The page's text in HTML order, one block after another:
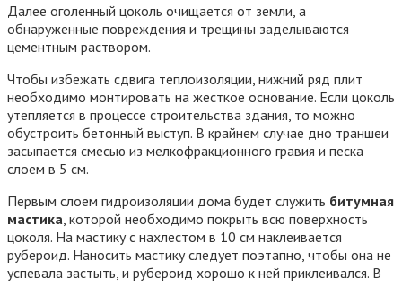
Далее оголенный цоколь очищается от земли, а
обнаруженные повреждения и трещины заделываются
цементным раствором.
Чтобы избежать сдвига теплоизоляции, нижний ряд плит
необходимо монтировать на жесткое основание. Если цоколь
утепляется в процессе строительства здания, то можно
обустроить бетонный выступ. В крайнем случае дно траншеи
засыпается смесью из мелкофракционного гравия и песка
слоем в 5 см.
Первым слоем гидроизоляции дома будет служить битумная
мастика , которой необходимо покрыть всю поверхность
цоколя. На мастику с нахлестом в 10 см наклеивается
рубероид. Наносить мастику следует поэтапно, чтобы она не
успевала застыть, и рубероид хорошо к ней приклеивался. В